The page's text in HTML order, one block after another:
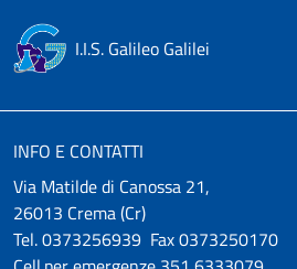
I.I.S. Galileo Galilei
INFO E CONTATTI
Via Matilde di Canossa 21,
26013 Crema (Cr)
Tel. 0373256939 Fax 0373250170